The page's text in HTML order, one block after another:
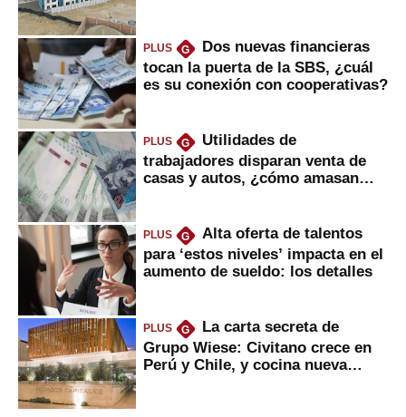
PLUS G
Dos nuevas financieras
tocan la puerta de la SBS, ¿cuál
es su conexión con cooperativas?
PLUS G
Utilidades de
trabajadores disparan venta de
casas y autos, ¿cómo amasan
PLUS G
Alta oferta de talentos
para ‘estos niveles’ impacta en el
aumento de sueldo: los detalles
PLUS G
La carta secreta de
Grupo Wiese: Civitano crece en
Perú y Chile, y cocina nueva